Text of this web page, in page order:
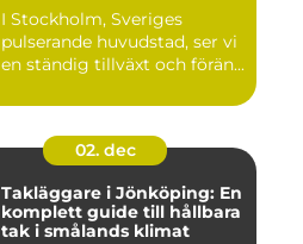
I Stockholm, Sveriges
pulserande huvudstad, ser vi
en ständig tillväxt och förän...
02. dec
Takläggare i Jönköping: En
komplett guide till hållbara
tak i smålands klimat